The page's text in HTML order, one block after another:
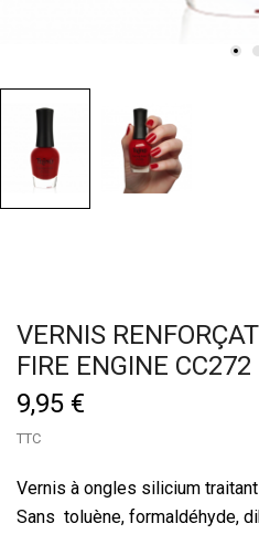
VERNIS
FIRE ENGINE CC272
9,95 €
TTC
Vernis à ongles silicium
Sans toluène, formaldéhyde,